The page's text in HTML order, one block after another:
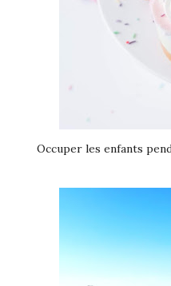
Occuper les enfants